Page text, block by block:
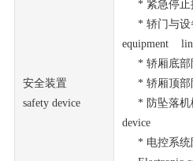
安全装置
safety device
* 紧急停止
* 轿门与设
equipment
* 轿厢底部
* 轿厢顶部
* 防坠落机
device
* 电控系统